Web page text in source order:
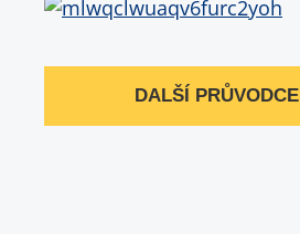
DALŠÍ PRŮVODCE